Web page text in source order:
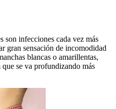
son infecciones cada vez más
gran sensación de incomodidad
blancas o amarillentas,
se va profundizando más